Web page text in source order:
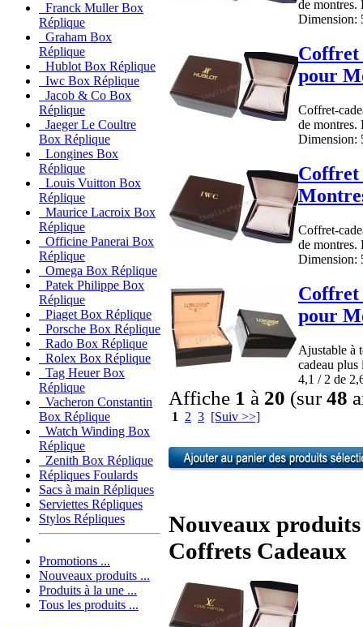
Franck Muller Box
Réplique
Graham Box
Réplique
Hublot Box Réplique
Iwc Box Réplique
Jacob & Co Box
Réplique
Jaeger Le Coultre
Box Réplique
Longines Box
Réplique
Louis Vuitton Box
Réplique
Maurice Lacroix Box
Réplique
Officine Panerai Box
Réplique
Omega Box Réplique
Patek Philippe Box
Réplique
Piaget Box Réplique
Porsche Box Réplique
Rado Box Réplique
Rolex Box Réplique
Tag Heuer Box
Réplique
Vacheron Constantin
Box Réplique
Watch Winding Box
Réplique
Zenith Box Réplique
Répliques Foulards
Sacs à main Répliques
Serviettes Répliques
Stylos Répliques
Promotions ...
Nouveaux produits ...
Produits à la une ...
Tous les produits ...
de montres.
Dimension:
Coffret
pour
Coffret-
de montres.
Dimension:
Coffret
Coffret-
de montres.
Dimension:
Coffret
pour
Ajustable à
cadeau
4,1 / 2 de
Affiche 1 à 20 (sur48
1 2 3 [Suiv >>]
Nouveaux
Coffrets Cadeaux